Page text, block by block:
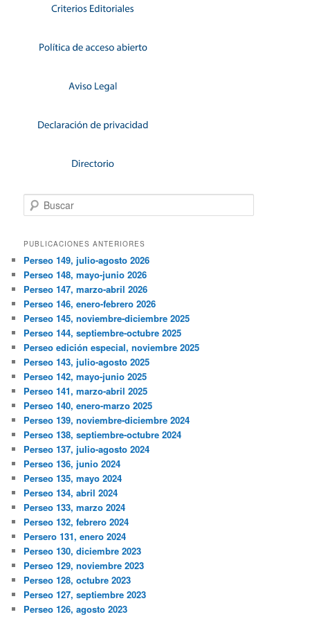
Buscar
PUBLICACIONES ANTERIORES
Perseo 149, julio-agosto 2026
Perseo 148, mayo-junio 2026
Perseo 147, marzo-abril 2026
Perseo 146, enero-febrero 2026
Perseo 145, noviembre-diciembre 2025
Perseo 144, septiembre-octubre 2025
Perseo edición especial, noviembre 2025
Perseo 143, julio-agosto 2025
Perseo 142, mayo-junio 2025
Perseo 141, marzo-abril 2025
Perseo 140, enero-marzo 2025
Perseo 139, noviembre-diciembre 2024
Perseo 138, septiembre-octubre 2024
Perseo 137, julio-agosto 2024
Perseo 136, junio 2024
Perseo 135, mayo 2024
Perseo 134, abril 2024
Perseo 133, marzo 2024
Perseo 132, febrero 2024
Persero 131, enero 2024
Perseo 130, diciembre 2023
Perseo 129, noviembre 2023
Perseo 128, octubre 2023
Perseo 127, septiembre 2023
Perseo 126, agosto 2023